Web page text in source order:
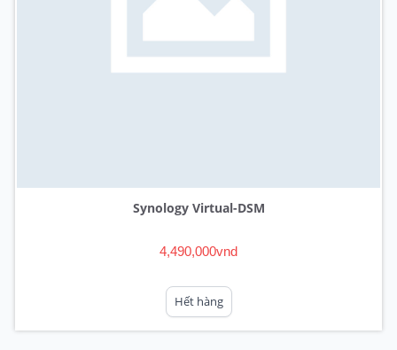
Synology Virtual-DSM
4,490,000vnd
Hết hàng